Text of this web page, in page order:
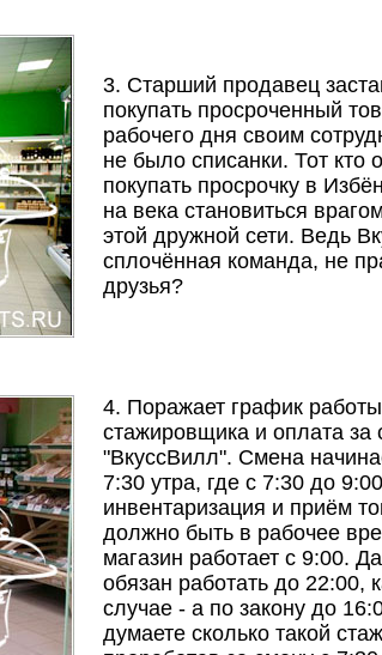
3. Старший продавец
покупать просроченный
рабочего дня своим
не было списанки. Тот кто
покупать просрочку в
на века становиться
этой дружной сети. Ведь
сплочённая команда, не
друзья?
4. Поражает график работы
стажировщика и оплата за
"ВкуссВилл". Смена
7:30 утра, где с 7:30 до
инвентаризация и приём
должно быть в рабочее
магазин работает с 9:00.
обязан работать до 22:00,
случае - а по закону до
думаете сколько такой